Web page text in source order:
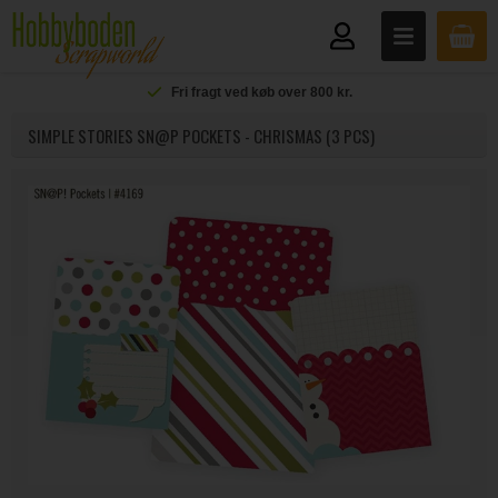
Fri fragt ved køb over 800 kr.
SIMPLE STORIES SN@P POCKETS - CHRISMAS (3 PCS)